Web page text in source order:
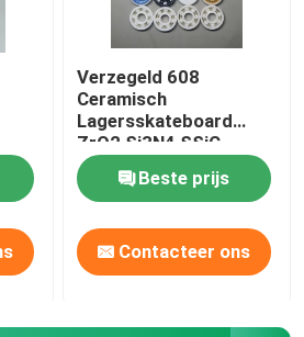
Verzegeld 608
Ceramisch
Lagersskateboard
ZrO2 Si3N4 SSiC
Beste prijs
Contacteer ons